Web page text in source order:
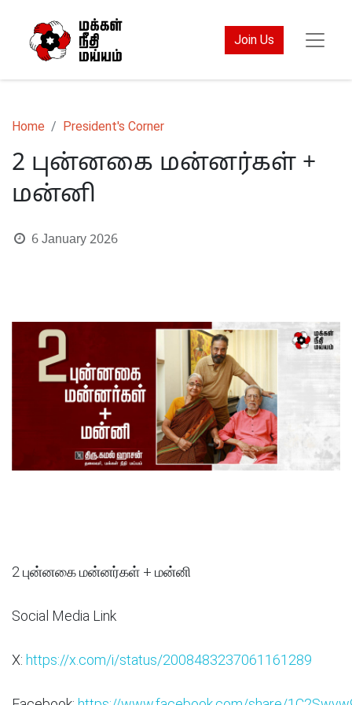
Join Us
Home President's Corner
2 புன்னகை மன்னர்கள் +
மன்னி
6 January 2026
2 புன்னகை மன்னர்கள் + மன்னி
Social Media Link
X: https://x.com/i/status/2008483237061161289